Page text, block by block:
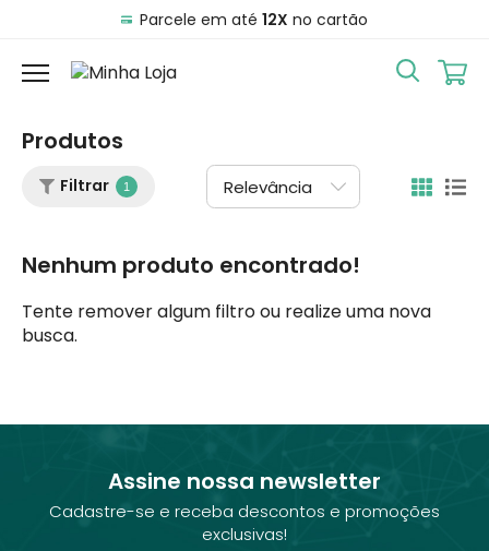
Parcele em até 12X no cartão
Produtos
Filtrar 1
Nenhum produto encontrado!
Tente remover algum filtro ou realize uma nova
busca.
Assine nossa newsletter
Cadastre-se e receba descontos e promoções
exclusivas!